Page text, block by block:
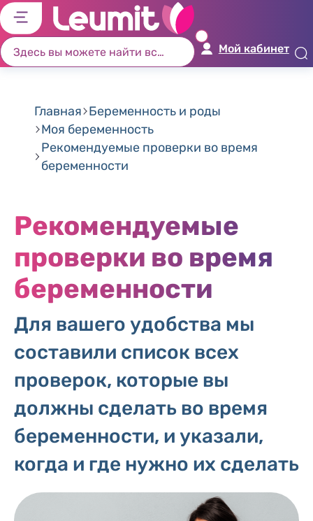
Мой кабинет
Главная Беременность и роды
Моя беременность
Рекомендуемые проверки во время
беременности
Рекомендуемые
проверки во время
беременности
Для вашего удобства мы
составили список всех
проверок, которые вы
должны сделать во время
беременности, и указали,
когда и где нужно их сделать